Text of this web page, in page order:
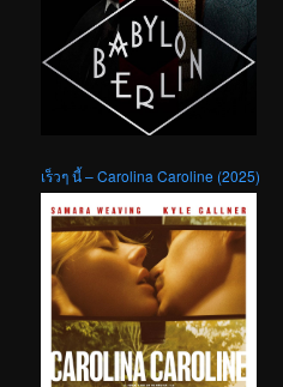
เร็วๆ นี้ – Carolina Caroline (2025)